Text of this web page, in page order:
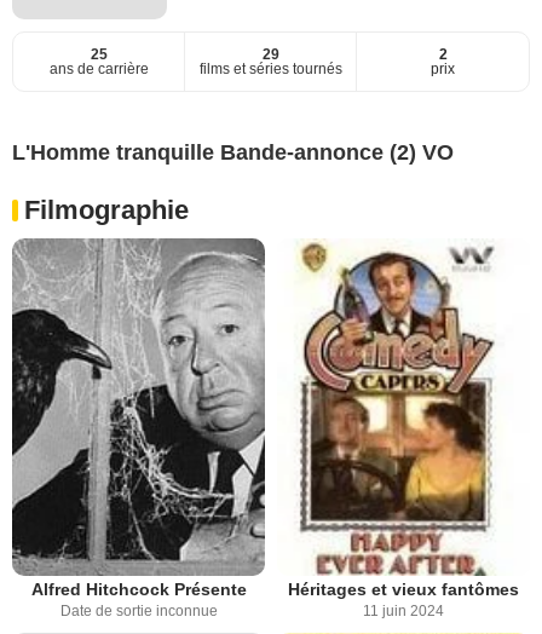
25
ans de carrière
29
films et séries tournés
2
prix
L'Homme tranquille Bande-annonce (2) VO
Filmographie
Alfred Hitchcock Présente
Date de sortie inconnue
Héritages et vieux fantômes
11 juin 2024